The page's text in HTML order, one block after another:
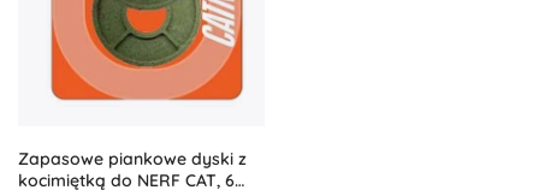
Zapasowe piankowe dyski z
kocimiętką do NERF CAT, 6